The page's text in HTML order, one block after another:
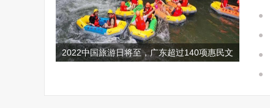
2022中国旅游日将至，广东超过140项惠民文